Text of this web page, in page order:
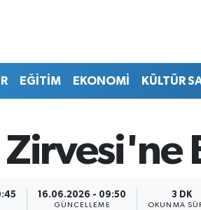
EĞİTİM EKONOMİ KÜLTÜR
16.06.2026 - 09:50
GÜNCELLEME
3 DK
OKUNMA